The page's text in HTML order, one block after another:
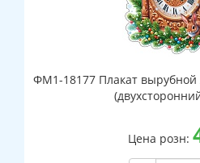
ФМ1-18177 Плакат вырубной
Цена розн: